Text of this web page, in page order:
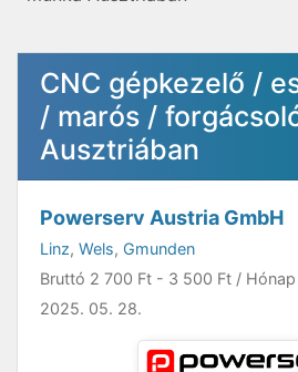
CNC gépkezelő /
/ marós /
Ausztriában
Powerserv Austria GmbH
Linz, Wels, Gmunden
Bruttó 2 700 Ft - 3 500 Ft / Hónap
2025. 05. 28.